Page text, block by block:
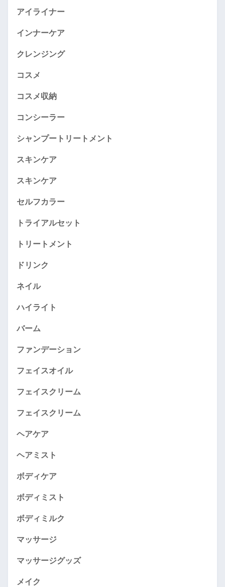
アイライナー
インナーケア
クレンジング
コスメ
コスメ収納
コンシーラー
シャンプートリートメント
スキンケア
スキンケア
セルフカラー
トライアルセット
トリートメント
ドリンク
ネイル
ハイライト
バーム
ファンデーション
フェイスオイル
フェイスクリーム
フェイスクリーム
ヘアケア
ヘアミスト
ボディケア
ボディミスト
ボディミルク
マッサージ
マッサージグッズ
メイク